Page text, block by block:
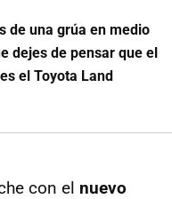
de una grúa en medio
dejes de pensar que el
el Toyota Land
con el nuevo